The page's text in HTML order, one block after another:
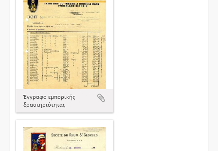
Έγγραφο εμπορικής
δραστηριότητας